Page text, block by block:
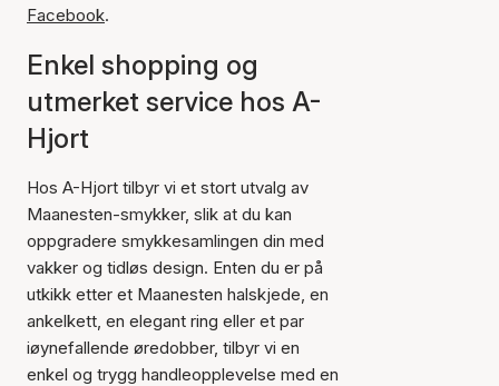
Facebook.
Enkel shopping og
utmerket service hos A-
Hjort
Hos A-Hjort tilbyr vi et stort utvalg av
Maanesten-smykker, slik at du kan
oppgradere smykkesamlingen din med
vakker og tidløs design. Enten du er på
utkikk etter et Maanesten halskjede, en
ankelkett, en elegant ring eller et par
iøynefallende øredobber, tilbyr vi en
enkel og trygg handleopplevelse med en